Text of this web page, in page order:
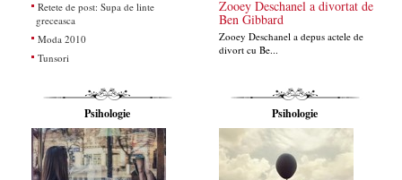
Retete de post: Supa de linte
greceasca
Moda 2010
Tunsori
Zooey Deschanel a divortat de
Ben Gibbard
Zooey Deschanel a depus actele de
divort cu Be...
Psihologie Psihologie